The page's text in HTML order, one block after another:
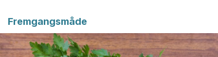
Fremgangsmåde